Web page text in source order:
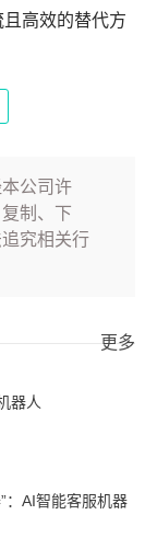
高效的替代方
公司许
制、下
究相关行
更多
器人
：AI智能客服机器